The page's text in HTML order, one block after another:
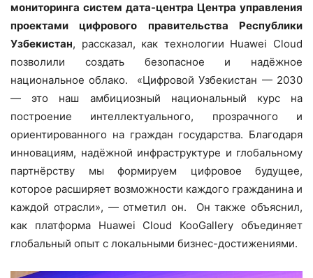
мониторинга систем дата-центра Центра управления
проектами цифрового правительства Республики
Узбекистан, рассказал, как технологии Huawei Cloud
позволили создать безопасное и надёжное
национальное облако. «Цифровой Узбекистан — 2030
— это наш амбициозный национальный курс на
построение интеллектуального, прозрачного и
ориентированного на граждан государства. Благодаря
инновациям, надёжной инфраструктуре и глобальному
партнёрству мы формируем цифровое будущее,
которое расширяет возможности каждого гражданина и
каждой отрасли», — отметил он. Он также объяснил,
как платформа Huawei Cloud KooGallery объединяет
глобальный опыт с локальными бизнес-достижениями.